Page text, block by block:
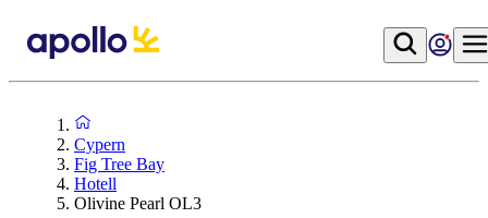
Cypern
Fig Tree Bay
Hotell
Olivine Pearl OL3